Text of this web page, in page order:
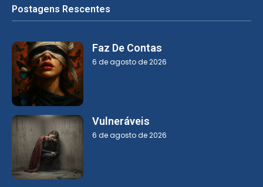
Postagens Rescentes
Faz De Contas
6 de agosto de 2026
Vulneráveis
6 de agosto de 2026